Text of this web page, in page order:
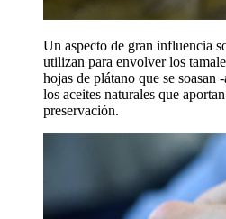
Un aspecto de gran influencia
utilizan para envolver los
hojas de plátano que se soasan
los aceites naturales que
preservación.